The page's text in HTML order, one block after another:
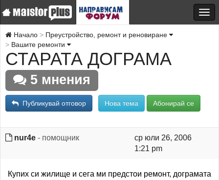
Начало
Преустройство, ремонт и реновиране
Вашите ремонти
СТАРАТА ДОГРАМА
5 мнения
Публикувай отговор Нова тема Абонирай се
nur4e - помощник
ср юли 26, 2006
1:21 pm
Купих си жилище и сега ми предстои ремонт, дограмата